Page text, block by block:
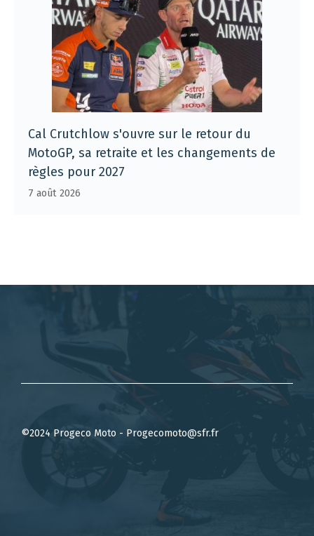
Cal Crutchlow s'ouvre sur le retour du
MotoGP, sa retraite et les changements de
règles pour 2027
7 août 2026
©2024 Progeco Moto - Progecomoto@sfr.fr